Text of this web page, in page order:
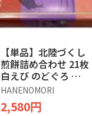
【単品】北陸づくし
煎餅詰め合わせ 21枚
白えび のどぐろ か
に 富山 石川 福井 名
産 お土産 ギフト
HANENOMORI
2,580円